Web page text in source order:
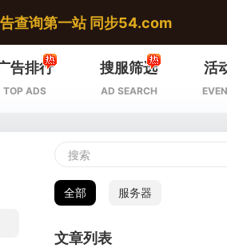
查询第一站 同步54.com
告排行
TOP ADS
搜服筛选
AD SEARCH
活
全部 服务器
文章列表